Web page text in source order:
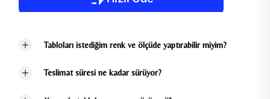
Tabloları istediğim renk ve ölçüde yaptırabilir miyim?
Teslimat süresi ne kadar sürüyor?